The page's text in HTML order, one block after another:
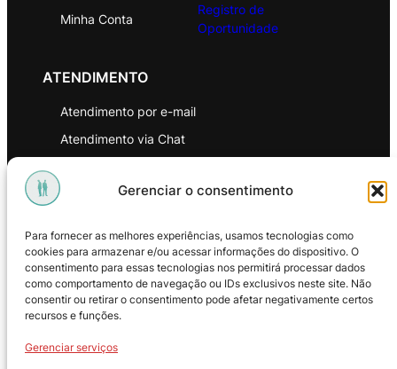
Gerenciar o consentimento
Para fornecer as melhores experiências, usamos tecnologias como
cookies para armazenar e/ou acessar informações do dispositivo. O
consentimento para essas tecnologias nos permitirá processar dados
como comportamento de navegação ou IDs exclusivos neste site. Não
consentir ou retirar o consentimento pode afetar negativamente certos
recursos e funções.
Gerenciar serviços
Minha Conta
Registro de
Oportunidade
ATENDIMENTO
Atendimento por e-mail
Atendimento via Chat
Política de Privacidade
Política de Troca e Devoluções
Política de Reembolso